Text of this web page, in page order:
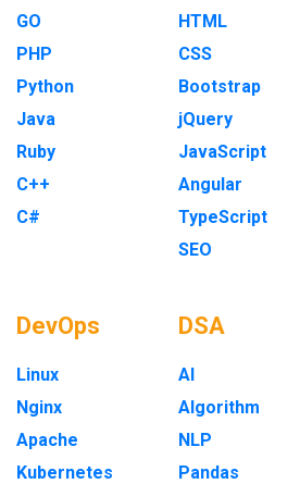
GO
PHP
Python
Java
Ruby
C++
C#
HTML
CSS
Bootstrap
jQuery
JavaScript
Angular
TypeScript
SEO
DevOps
Linux
Nginx
Apache
Kubernetes
DSA
AI
Algorithm
NLP
Pandas